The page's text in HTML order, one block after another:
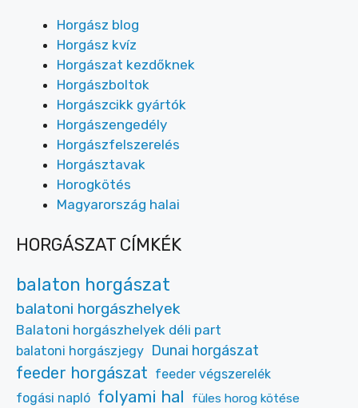
Horgász blog
Horgász kvíz
Horgászat kezdőknek
Horgászboltok
Horgászcikk gyártók
Horgászengedély
Horgászfelszerelés
Horgásztavak
Horogkötés
Magyarország halai
HORGÁSZAT CÍMKÉK
balaton horgászat
balatoni horgászhelyek
Balatoni horgászhelyek déli part
balatoni horgászjegy Dunai horgászat
feeder horgászat feeder végszerelék
fogási napló folyami hal füles horog kötése